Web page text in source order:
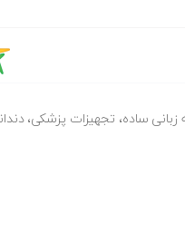
ساده، تجهیزات پزشکی،